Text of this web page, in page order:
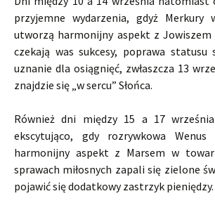
przyjemne wydarzenia, gdyż Merkury
utworzą harmonijny aspekt z Jowiszem
czekają was sukcesy, poprawa statusu
uznanie dla osiągnięć, zwłaszcza 13
znajdzie się „w sercu” Słońca.
Również dni między 15 a 17
ekscytująco, gdy rozrywkowa
harmonijny aspekt z Marsem w
sprawach miłosnych zapali się zielone
pojawić się dodatkowy zastrzyk pieniędzy.